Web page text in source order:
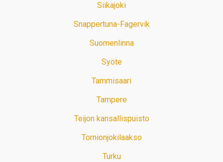
Siikajoki
Snappertuna-Fagervik
Suomenlinna
Syöte
Tammisaari
Tampere
Teijon kansallispuisto
Tornionjokilaakso
Turku